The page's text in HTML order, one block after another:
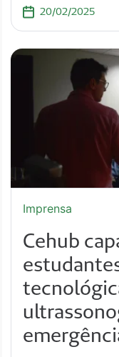
20/02/2025
Imprensa
Cehub